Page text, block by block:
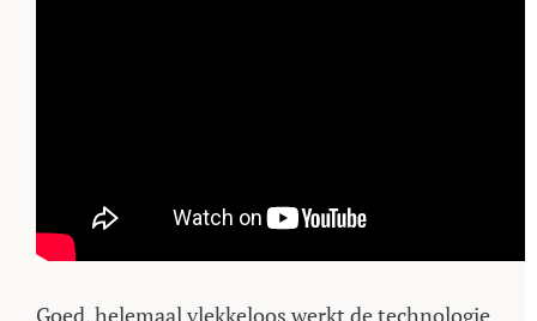
Goed, helemaal vlekkeloos werkt de technologie